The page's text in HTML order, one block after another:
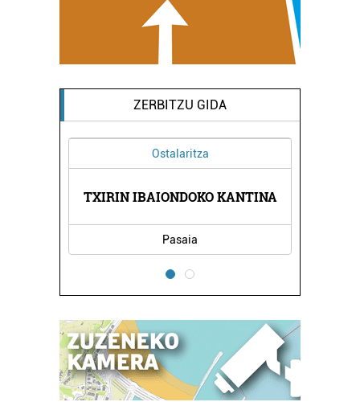
ZERBITZU GIDA
KANTINA ONDARTXO TABERNA